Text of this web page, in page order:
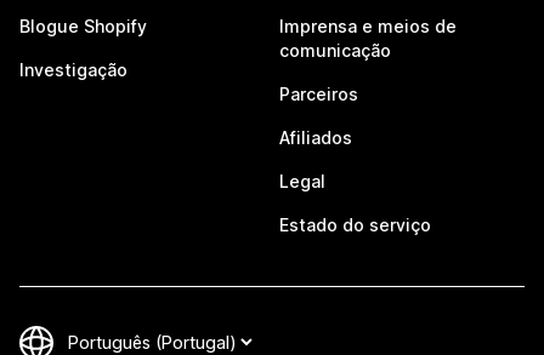
Blogue Shopify
Investigação
Imprensa e meios de
comunicação
Parceiros
Afiliados
Legal
Estado do serviço